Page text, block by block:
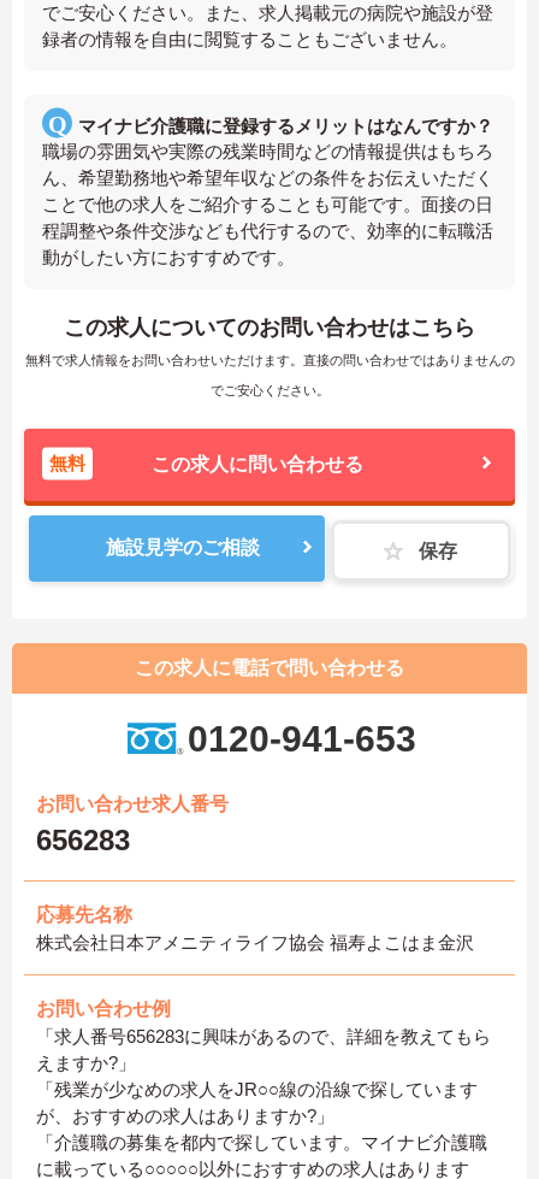
でご安心ください。また、求人掲載元の病院や施設が登
録者の情報を自由に閲覧することもございません。
マイナビ介護職に登録するメリットはなんですか？
職場の雰囲気や実際の残業時間などの情報提供はもちろ
ん、希望勤務地や希望年収などの条件をお伝えいただく
ことで他の求人をご紹介することも可能です。面接の日
程調整や条件交渉なども代行するので、効率的に転職活
動がしたい方におすすめです。
この求人についてのお問い合わせはこちら
無料で求人情報をお問い合わせいただけます。直接の問い合わせではありませんの
でご安心ください。
無料 この求人に問い合わせる
施設見学のご相談 保存
この求人に電話で問い合わせる
0120-941-653
お問い合わせ求人番号
656283
応募先名称
株式会社日本アメニティライフ協会 福寿よこはま金沢
お問い合わせ例
「求人番号656283に興味があるので、詳細を教えてもら
えますか?」
「残業が少なめの求人をJR○○線の沿線で探しています
が、おすすめの求人はありますか?」
「介護職の募集を都内で探しています。マイナビ介護職
に載っている○○○○○以外におすすめの求人はあります